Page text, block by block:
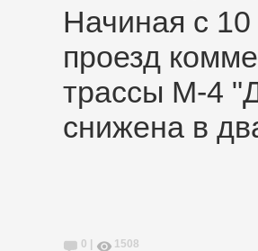
Начиная с 10
проезд
трассы М-4
снижена в
0 | 1508